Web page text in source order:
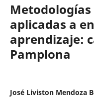
aplicadas a
aprendizaje:
Pamplona
José Liviston Mendoza